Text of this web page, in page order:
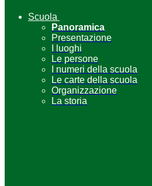
Scuola
Panoramica
Presentazione
I luoghi
Le persone
I numeri della scuola
Le carte della scuola
Organizzazione
La storia